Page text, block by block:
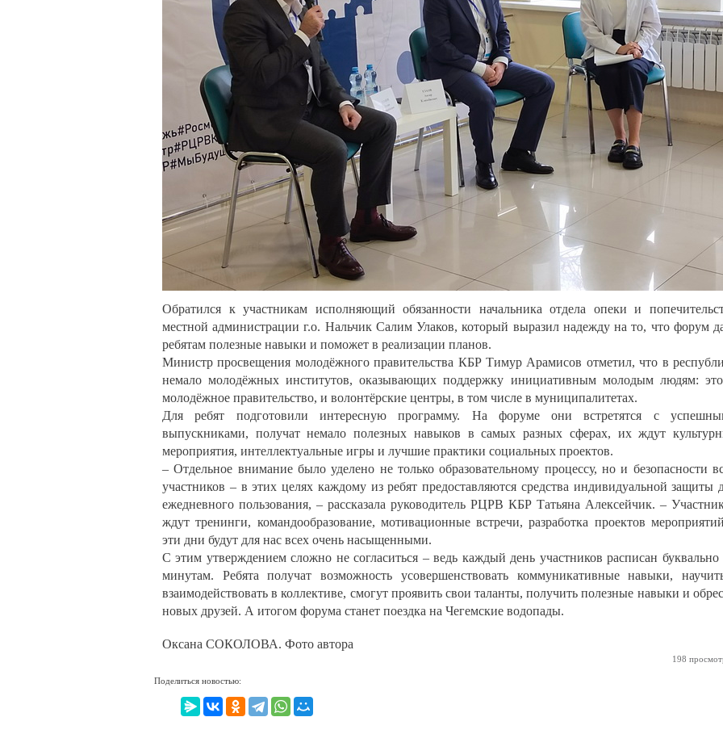
Обратился к участникам исполняющий обязанности начальника отдела опеки и
местной администрации г.о. Нальчик Салим Улаков, который выразил надежду на то, что форум
ребятам полезные навыки и поможет в реализации планов.
Министр просвещения молодёжного правительства КБР Тимур Арамисов отметил, что в
немало молодёжных институтов, оказывающих поддержку инициативным молодым людям:
молодёжное правительство, и волонтёрские центры, в том числе в муниципалитетах.
Для ребят подготовили интересную программу. На форуме они встретятся с
выпускниками, получат немало полезных навыков в самых разных сферах, их ждут
мероприятия, интеллектуальные игры и лучшие практики социальных проектов.
– Отдельное внимание было уделено не только образовательному процессу, но и безопасности
участников – в этих целях каждому из ребят предоставляются средства индивидуальной защиты
ежедневного пользования, – рассказала руководитель РЦРВ КБР Татьяна Алексейчик. –
ждут тренинги, командообразование, мотивационные встречи, разработка проектов
эти дни будут для нас всех очень насыщенными.
С этим утверждением сложно не согласиться – ведь каждый день участников расписан буквально
минутам. Ребята получат возможность усовершенствовать коммуникативные навыки,
взаимодействовать в коллективе, смогут проявить свои таланты, получить полезные навыки и
новых друзей. А итогом форума станет поездка на Чегемские водопады.
Оксана СОКОЛОВА. Фото автора
198
Поделиться новостью: